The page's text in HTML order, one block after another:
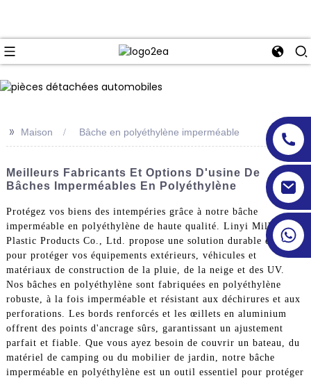
>> Maison Bâche en polyéthylène imperméable
Meilleurs Fabricants Et Options D'usine De
Bâches Imperméables En Polyéthylène
Protégez vos biens des intempéries grâce à notre bâche
imperméable en polyéthylène de haute qualité. Linyi Million
Plastic Products Co., Ltd. propose une solution durable et fiable
pour protéger vos équipements extérieurs, véhicules et
matériaux de construction de la pluie, de la neige et des UV.
Nos bâches en polyéthylène sont fabriquées en polyéthylène
robuste, à la fois imperméable et résistant aux déchirures et aux
perforations. Les bords renforcés et les œillets en aluminium
offrent des points d'ancrage sûrs, garantissant un ajustement
parfait et fiable. Que vous ayez besoin de couvrir un bateau, du
matériel de camping ou du mobilier de jardin, notre bâche
imperméable en polyéthylène est un outil essentiel pour protéger